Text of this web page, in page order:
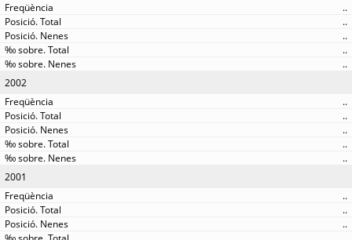
..
..
..
..
..
2002
..
..
..
..
..
2001
..
..
..